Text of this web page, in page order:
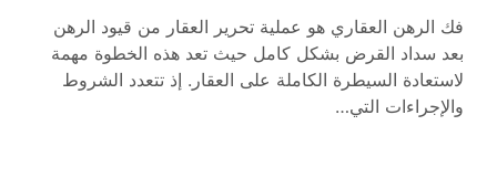
فك الرهن العقاري هو عملية تحرير العقار من قيود الرهن
بعد سداد القرض بشكل كامل حيث تعد هذه الخطوة مهمة
لاستعادة السيطرة الكاملة على العقار. إذ تتعدد الشروط
والإجراءات التي…